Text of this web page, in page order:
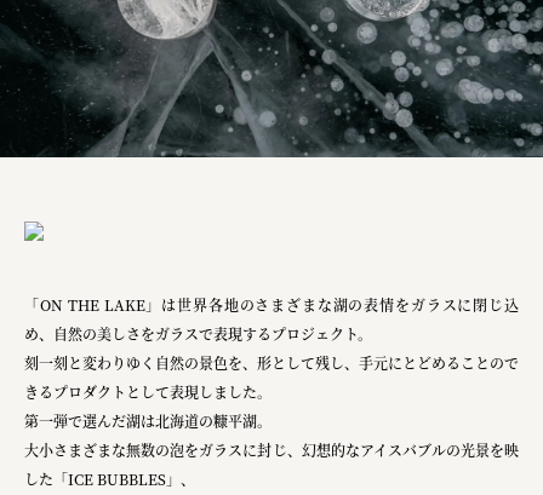
「ON THE LAKE」は世界各地のさまざまな湖の表情をガラスに閉じ込
め、自然の美しさをガラスで表現するプロジェクト。
刻一刻と変わりゆく自然の景色を、形として残し、手元にとどめることので
きるプロダクトとして表現しました。
第一弾で選んだ湖は北海道の糠平湖。
大小さまざまな無数の泡をガラスに封じ、幻想的なアイスバブルの光景を映
した「ICE BUBBLES」、